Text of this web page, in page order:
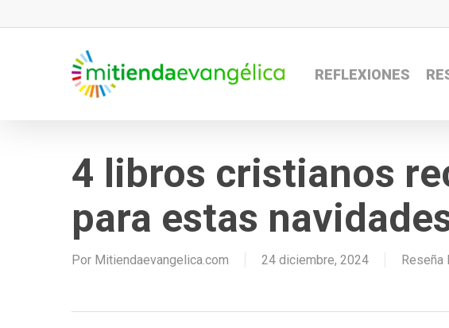
REFLEXIONES
4 libros cristianos
para estas
Por Mitiendaevangelica.com 24 diciembre, 2024 Reseña